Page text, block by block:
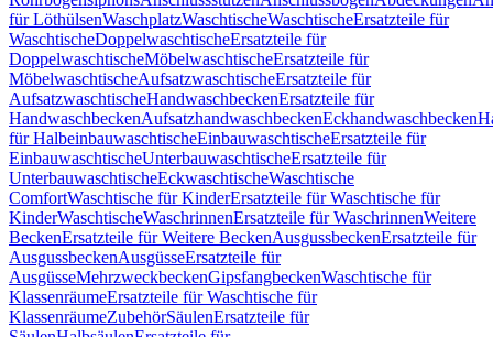
für LöthülsenWaschplatzWaschtischeWaschtischeErsatzteile für
WaschtischeDoppelwaschtischeErsatzteile für
DoppelwaschtischeMöbelwaschtischeErsatzteile für
MöbelwaschtischeAufsatzwaschtischeErsatzteile für
AufsatzwaschtischeHandwaschbeckenErsatzteile für
HandwaschbeckenAufsatzhandwaschbeckenEckhandwaschbecken
für HalbeinbauwaschtischeEinbauwaschtischeErsatzteile für
EinbauwaschtischeUnterbauwaschtischeErsatzteile für
UnterbauwaschtischeEckwaschtischeWaschtische
ComfortWaschtische für KinderErsatzteile für Waschtische für
KinderWaschtischeWaschrinnenErsatzteile für WaschrinnenWeitere
BeckenErsatzteile für Weitere BeckenAusgussbeckenErsatzteile für
AusgussbeckenAusgüsseErsatzteile für
AusgüsseMehrzweckbeckenGipsfangbeckenWaschtische für
KlassenräumeErsatzteile für Waschtische für
KlassenräumeZubehörSäulenErsatzteile für